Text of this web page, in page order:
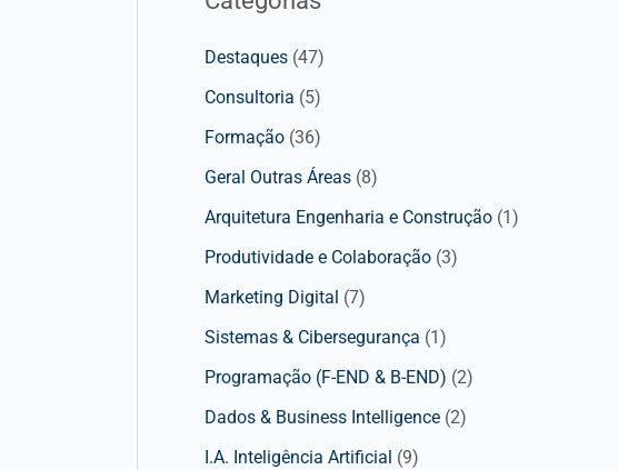
Destaques (47)
Consultoria (5)
Formação (36)
Geral Outras Áreas (8)
Arquitetura Engenharia e Construção (1)
Produtividade e Colaboração (3)
Marketing Digital (7)
Sistemas & Cibersegurança (1)
Programação (F-END & B-END) (2)
Dados & Business Intelligence (2)
I.A. Inteligência Artificial (9)